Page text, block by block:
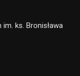
ks. Bronisława